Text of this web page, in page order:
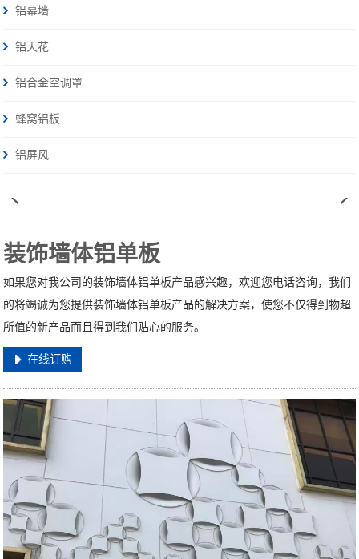
铝幕墙
铝天花
铝合金空调罩
蜂窝铝板
铝屏风
装饰墙体铝单板
如果您对我公司的装饰墙体铝单板产品感兴趣，欢迎您电话咨询，我们
的将竭诚为您提供装饰墙体铝单板产品的解决方案，使您不仅得到物超
所值的新产品而且得到我们贴心的服务。
在线订购